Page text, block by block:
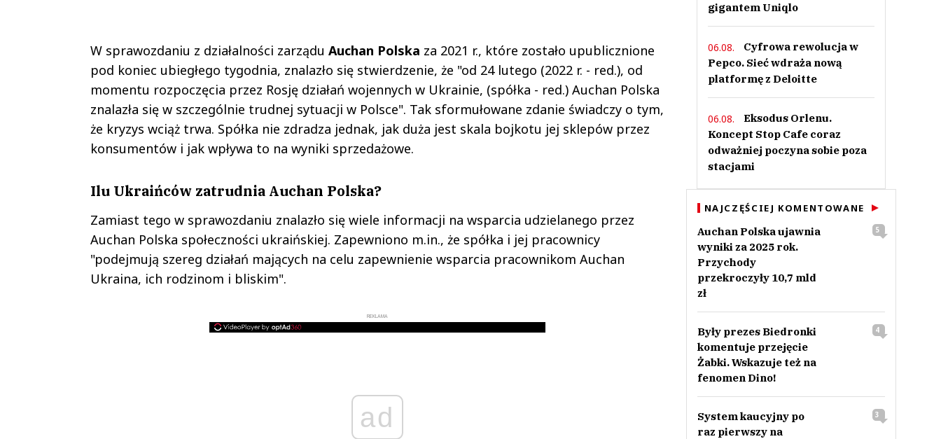
W sprawozdaniu z działalności zarządu Auchan Polska za 2021 r., które zostało upublicznione
pod koniec ubiegłego tygodnia, znalazło się stwierdzenie, że "od 24 lutego (2022 r. - red.), od
momentu rozpoczęcia przez Rosję działań wojennych w Ukrainie, (spółka - red.) Auchan Polska
znalazła się w szczególnie trudnej sytuacji w Polsce". Tak sformułowane zdanie świadczy o tym,
że kryzys wciąż trwa. Spółka nie zdradza jednak, jak duża jest skala bojkotu jej sklepów przez
konsumentów i jak wpływa to na wyniki sprzedażowe.
Ilu Ukraińców zatrudnia Auchan Polska?
Zamiast tego w sprawozdaniu znalazło się wiele informacji na wsparcia udzielanego przez
Auchan Polska społeczności ukraińskiej. Zapewniono m.in., że spółka i jej pracownicy
"podejmują szereg działań mających na celu zapewnienie wsparcia pracownikom Auchan
Ukraina, ich rodzinom i bliskim".
REKLAMA
ad
gigantem Uniqlo
06.08.
Cyfrowa rewolucja w
Pepco. Sieć wdraża nową
platformę z Deloitte
06.08.
Eksodus Orlenu.
Koncept Stop Cafe coraz
odważniej poczyna sobie poza
stacjami
NAJCZĘŚCIEJ KOMENTOWANE
Auchan Polska ujawnia
wyniki za 2025 rok.
Przychody
przekroczyły 10,7 mld
zł
5
Były prezes Biedronki
komentuje przejęcie
Żabki. Wskazuje też na
fenomen Dino!
4
System kaucyjny po
raz pierwszy na
3